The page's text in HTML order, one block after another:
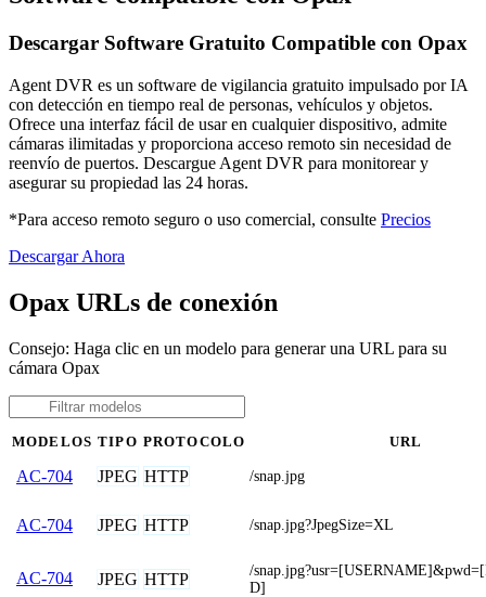
Descargar Software Gratuito Compatible con Opax
Agent DVR es un software de vigilancia gratuito impulsado por IA
con detección en tiempo real de personas, vehículos y objetos.
Ofrece una interfaz fácil de usar en cualquier dispositivo, admite
cámaras ilimitadas y proporciona acceso remoto sin necesidad de
reenvío de puertos. Descargue Agent DVR para monitorear y
asegurar su propiedad las 24 horas.
*Para acceso remoto seguro o uso comercial, consulte Precios
Descargar Ahora
Opax URLs de conexión
Consejo: Haga clic en un modelo para generar una URL para su
cámara Opax
MODELOS TIPO PROTOCOLO URL
AC-704 JPEG HTTP /snap.jpg
AC-704 JPEG HTTP /snap.jpg?JpegSize=XL
AC-704 JPEG HTTP
/
D]